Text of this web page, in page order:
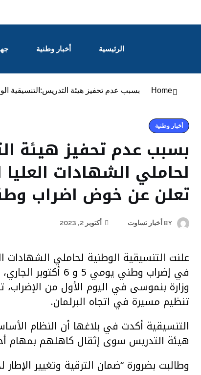
الرئيسية أخبار وطنية
Home بسبب عدم تحفيز هيئة التدريس:التنسيقية
أخبار وطنية
بسبب عدم تحفيز هيئة
لحاملي الشهادات
تعلن عن خوض اضراب
BY أخبار تساوت أكتوبر 2, 2023
علنت التنسيقية الوطنية لحاملي الشهادات
في إضراب وطني
وزارة بنموسى في اليوم الأول من الإضراب،
تنظيم مسيرة في اتجاه البرلمان.
التنسيقية أكدت في بلاغها أن النظام
هيئة التدريس سوى إثقال كاهلهم بمهام
وطالبت بضرورة “ضمان الترقية وتغيير